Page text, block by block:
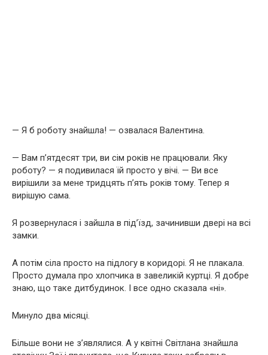
— Я б роботу знайшла! — озвалася Валентина.
— Вам п’ятдесят три, ви сім років не працювали. Яку
роботу? — я подивилася їй просто у вічі. — Ви все
вирішили за мене тридцять п’ять років тому. Тепер я
вирішую сама.
Я розвернулася і зайшла в під’їзд, зачинивши двері на всі
замки.
А потім сіла просто на підлогу в коридорі. Я не плакала.
Просто думала про хлопчика в завеликій куртці. Я добре
знаю, що таке дитбудинок. І все одно сказала «ні».
Минуло два місяці.
Більше вони не з’являлися. А у квітні Світлана знайшла